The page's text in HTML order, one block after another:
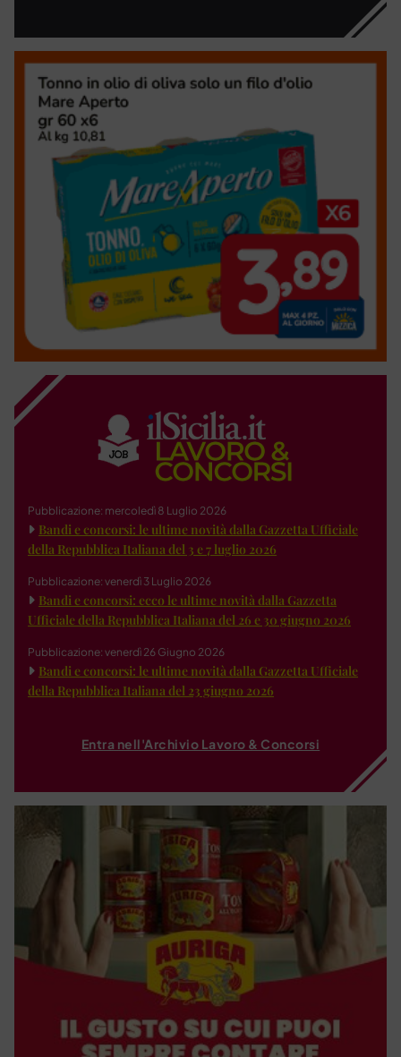
Pubblicazione: mercoledì 8 Luglio 2026
Bandi e concorsi: le ultime novità dalla Gazzetta Ufficiale
della Repubblica Italiana del 3 e 7 luglio 2026
Pubblicazione: venerdì 3 Luglio 2026
Bandi e concorsi: ecco le ultime novità dalla Gazzetta
Ufficiale della Repubblica Italiana del 26 e 30 giugno 2026
Pubblicazione: venerdì 26 Giugno 2026
Bandi e concorsi: le ultime novità dalla Gazzetta Ufficiale
della Repubblica Italiana del 23 giugno 2026
Entra nell'Archivio Lavoro & Concorsi